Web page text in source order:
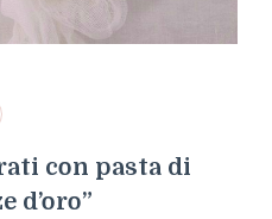
con pasta di
d’oro”